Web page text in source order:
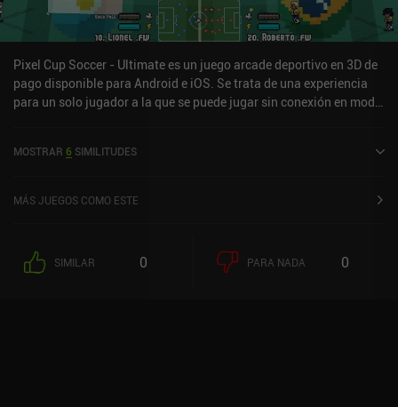
Pixel Cup Soccer - Ultimate es un juego arcade deportivo en 3D de
pago disponible para Android e iOS. Se trata de una experiencia
para un solo jugador a la que se puede jugar sin conexión en modo
mayo de 2024 y tiene actualmente una puntuación de 3,4 sobre 5,0
MOSTRAR 6 SIMILITUDES
MÁS JUEGOS COMO ESTE
SIMILAR 0 PARA NADA 0